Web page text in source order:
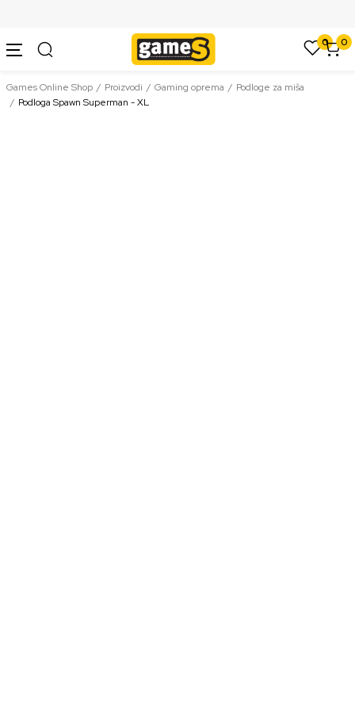
0 0
Games Online Shop Proizvodi Gaming oprema
Podloge za miša
Podloga Spawn Superman - XL